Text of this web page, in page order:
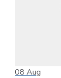
08 Aug